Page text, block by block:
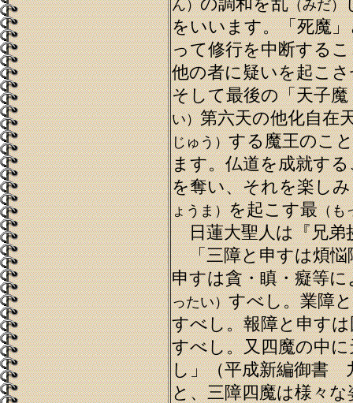
ん）の調和を乱（みだ）
をいいます。「死魔
って修行を中断する
他の者に疑いを起こ
そして最後の「天子魔
い）第六天の他化自在
じゅう）する魔王のこ
ます。仏道を成就す
を奪い、それを楽し
ょうま）を起こす最（も
日蓮大聖人は『兄弟
「三障と申すは煩悩
申すは貪・瞋・癡等
ったい）すべし。業障
すべし。報障と申す
すべし。又四魔の中
し」（平成新編御書
と、三障四魔は様々